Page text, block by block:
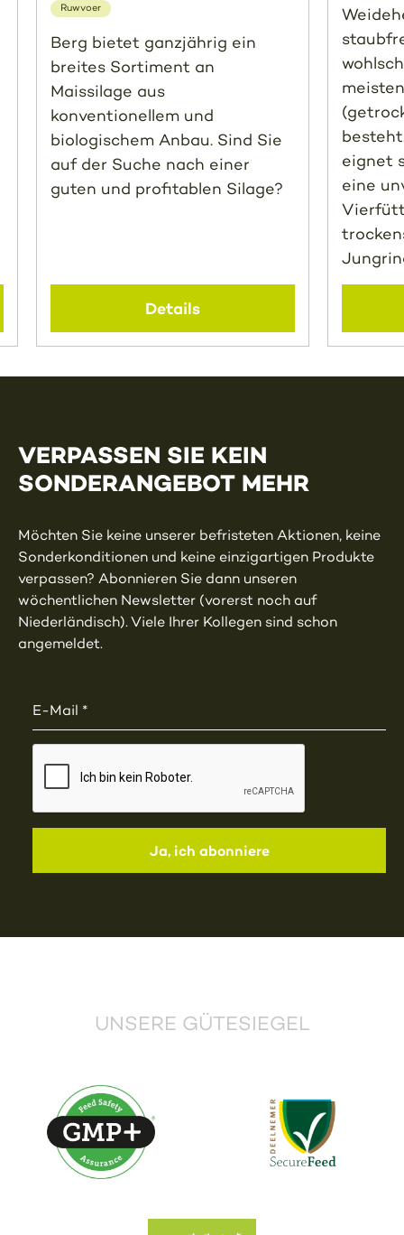
Ruwvoer
Berg bietet ganzjährig ein
breites Sortiment an
Maissilage aus
konventionellem und
biologischem Anbau. Sind Sie
auf der Suche nach einer
guten und profitablen Silage?
Details
eignet
eine
VERPASSEN SIE KEIN
SONDERANGEBOT MEHR
Möchten Sie keine unserer befristeten Aktionen, keine
Sonderkonditionen und keine einzigartigen Produkte
verpassen? Abonnieren Sie dann unseren
wöchentlichen Newsletter (vorerst noch auf
Niederländisch). Viele Ihrer Kollegen sind schon
angemeldet.
UNSERE GÜTESIEGEL